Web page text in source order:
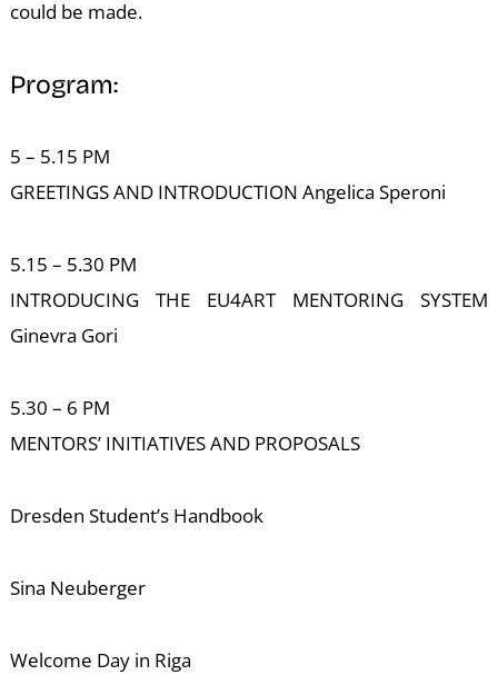
could be made.
Program:
5 – 5.15 PM
GREETINGS AND INTRODUCTION Angelica Speroni
5.15 – 5.30 PM
INTRODUCING THE EU4ART MENTORING SYSTEM
Ginevra Gori
5.30 – 6 PM
MENTORS’ INITIATIVES AND PROPOSALS
Dresden Student’s Handbook
Sina Neuberger
Welcome Day in Riga